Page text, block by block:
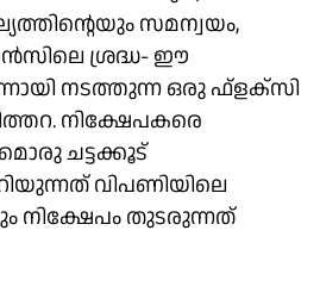
സമന്വയം,
ശ്രദ്ധ- ഈ
നടത്തുന്ന ഒരു ഫ്‌ളക്സി
നിക്ഷേപകരെ
ചട്ടക്കൂട്
വിപണിയിലെ
നിക്ഷേപം തുടരുന്നത്